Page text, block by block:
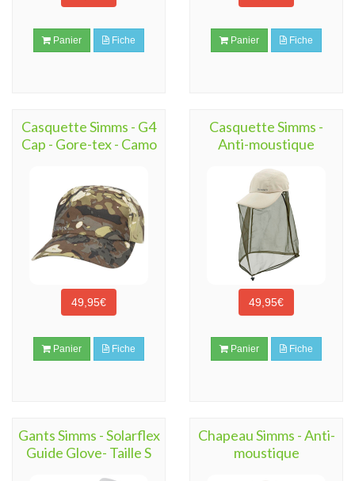
Panier Fiche Panier Fiche
Casquette Simms - G4
Cap - Gore-tex - Camo
49,95€
Panier Fiche
Casquette Simms -
Anti-moustique
49,95€
Panier Fiche
Gants Simms - Solarflex
Guide Glove- Taille S
Chapeau Simms - Anti-
moustique